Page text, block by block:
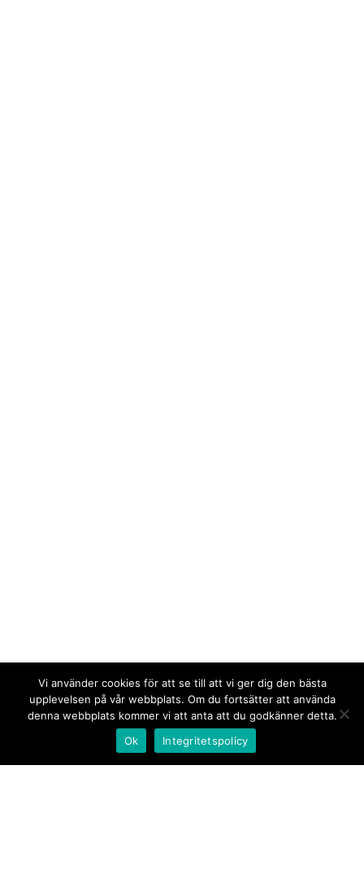
Vi använder cookies för att se till att vi ger dig den bästa
upplevelsen på vår webbplats. Om du fortsätter att använda
denna webbplats kommer vi att anta att du godkänner detta.
Ok
Integritetspolicy